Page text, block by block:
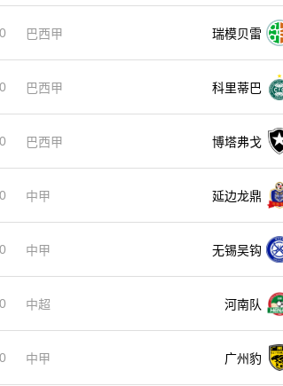
巴西甲 瑞模贝雷
巴西甲 科里蒂巴
巴西甲 博塔弗戈
中甲 延边龙鼎
中甲 无锡吴钩
中超 河南队
中甲 广州豹